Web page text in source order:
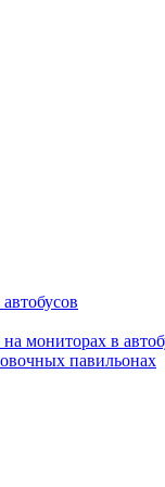
мониторах в
павильонах